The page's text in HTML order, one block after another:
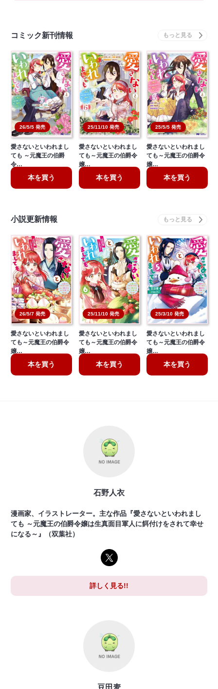
コミック新刊情報
26/5/5 発売
愛さないといわれまし
ても ～元魔王の伯爵
令…
本を買う
25/11/10 発売
愛さないといわれまし
ても～元魔王の伯爵令
嬢…
本を買う
25/5/5 発売
愛さないといわれまし
ても～元魔王の伯爵令
嬢…
本を買う
小説更新情報
26/5/7 発売
愛さないといわれまし
ても～元魔王の伯爵令
嬢…
本を買う
25/11/10 発売
愛さないといわれまし
ても～元魔王の伯爵令
嬢…
本を買う
25/3/10 発売
愛さないといわれまし
ても～元魔王の伯爵令
嬢…
本を買う
石野人衣
漫画家、イラストレーター。主な作品『愛さないといわれまし
ても ～元魔王の伯爵令嬢は生真面目軍人に餌付けをされて幸せ
になる～』（双葉社）
詳しく見る!!